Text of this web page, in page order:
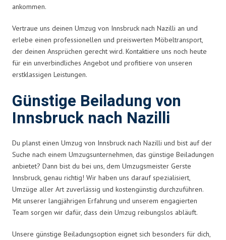
ankommen.
Vertraue uns deinen Umzug von Innsbruck nach Nazilli an und
erlebe einen professionellen und preiswerten Möbeltransport,
der deinen Ansprüchen gerecht wird. Kontaktiere uns noch heute
für ein unverbindliches Angebot und profitiere von unseren
erstklassigen Leistungen.
Günstige Beiladung von
Innsbruck nach Nazilli
Du planst einen Umzug von Innsbruck nach Nazilli und bist auf der
Suche nach einem Umzugsunternehmen, das günstige Beiladungen
anbietet? Dann bist du bei uns, dem Umzugsmeister Gerste
Innsbruck, genau richtig! Wir haben uns darauf spezialisiert,
Umzüge aller Art zuverlässig und kostengünstig durchzuführen.
Mit unserer langjährigen Erfahrung und unserem engagierten
Team sorgen wir dafür, dass dein Umzug reibungslos abläuft.
Unsere günstige Beiladungsoption eignet sich besonders für dich,